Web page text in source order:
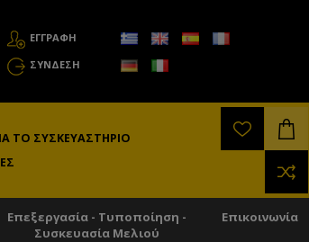
ΕΓΓΡΑΦΗ
ΣΎΝΔΕΣΗ
ΤΟ ΣΥΣΚΕΥΑΣΤΉΡΙΟ
Επεξεργασία - Τυποποίηση -
Συσκευασία Μελιού
Επικοινωνία